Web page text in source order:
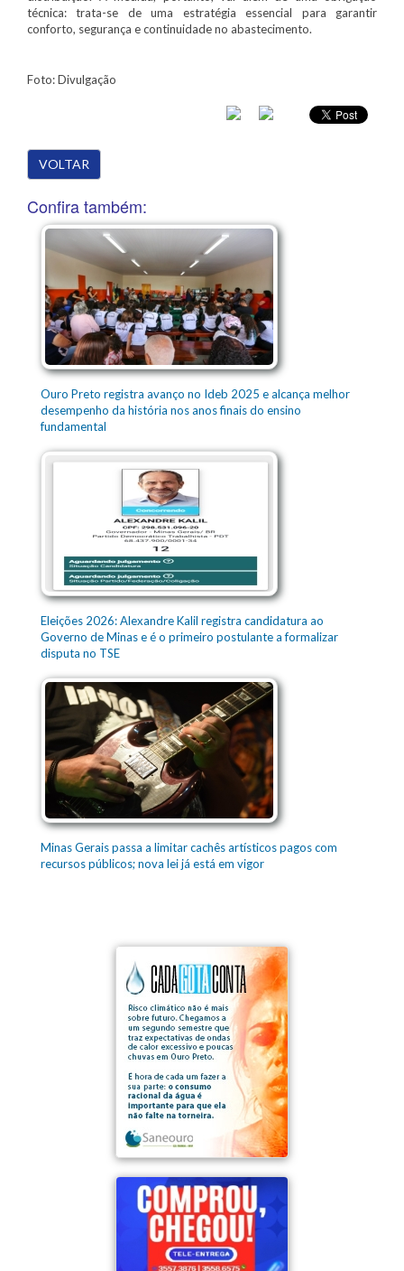
técnica: trata-se de uma estratégia essencial para garantir
conforto, segurança e continuidade no abastecimento.
Foto: Divulgação
VOLTAR
Confira também:
Ouro Preto registra avanço no Ideb 2025 e alcança melhor
desempenho da história nos anos finais do ensino
fundamental
Eleições 2026: Alexandre Kalil registra candidatura ao
Governo de Minas e é o primeiro postulante a formalizar
disputa no TSE
Minas Gerais passa a limitar cachês artísticos pagos com
recursos públicos; nova lei já está em vigor